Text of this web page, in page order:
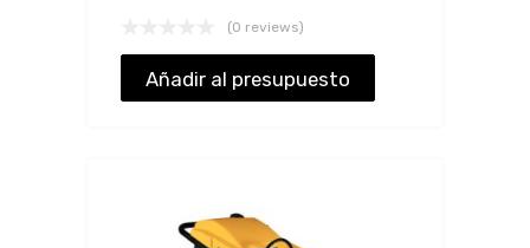
(0 reviews)
Añadir al presupuesto